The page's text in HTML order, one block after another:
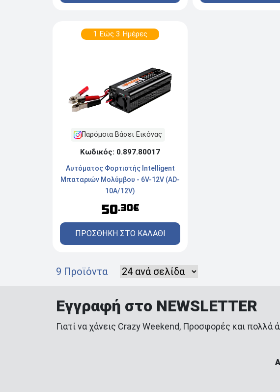
1 Εώς 3 Ημέρες
Παρόμοια Βάσει Εικόνας
Κωδικός: 0.897.80017
Αυτόματος Φορτιστής Intelligent
Μπαταριών Μολύμβου - 6V-12V (AD-
10A/12V)
50.30€
ΠΡΟΣΘΗΚΗ ΣΤΟ ΚΑΛΑΘΙ
9 Προϊόντα
Εγγραφή στο NEWSLETTER
Γιατί να χάνεις Crazy Weekend, Προσφορές και πολλά